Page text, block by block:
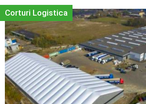
Corturi Logistica